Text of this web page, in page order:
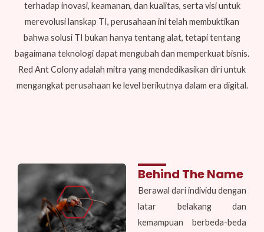
terhadap inovasi, keamanan, dan kualitas, serta visi untuk
merevolusi lanskap TI, perusahaan ini telah membuktikan
bahwa solusi TI bukan hanya tentang alat, tetapi tentang
bagaimana teknologi dapat mengubah dan memperkuat bisnis.
Red Ant Colony adalah mitra yang mendedikasikan diri untuk
mengangkat perusahaan ke level berikutnya dalam era digital.
Behind The Name
Berawal dari individu dengan
latar belakang dan
kemampuan berbeda-beda